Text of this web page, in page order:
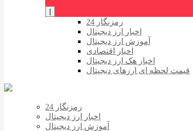
رمزنگار 24
اخبار ارز دیجیتال
آموزش ارز دیجیتال
اخبار اقتصادی
اخبار هک ارز دیجیتال
قیمت لحظه ای ارزهای دیجیتال
رمزنگار 24
اخبار ارز دیجیتال
آموزش ارز دیجیتال